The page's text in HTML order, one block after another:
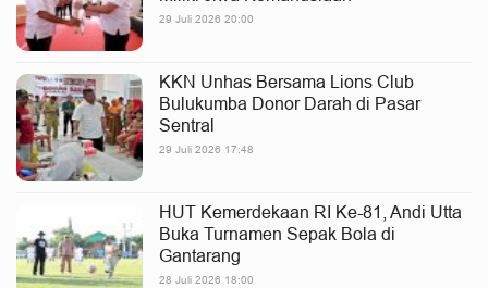
29 Juli 2026 20:00
KKN Unhas Bersama Lions Club
Bulukumba Donor Darah di Pasar
Sentral
29 Juli 2026 17:48
HUT Kemerdekaan RI Ke-81, Andi Utta
Buka Turnamen Sepak Bola di
Gantarang
28 Juli 2026 18:00